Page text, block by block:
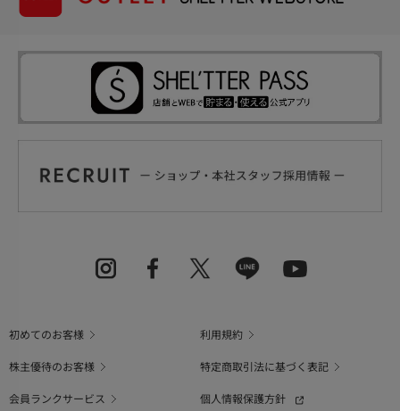
初めてのお客様
利用規約
株主優待のお客様
特定商取引法に基づく表記
会員ランクサービス
個人情報保護方針